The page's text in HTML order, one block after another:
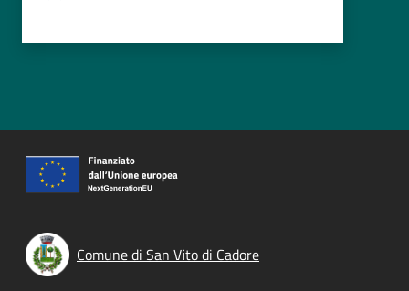
Comune di San Vito di Cadore